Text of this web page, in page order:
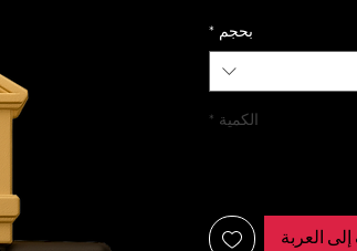
بحجم *
الكمية *
العربة